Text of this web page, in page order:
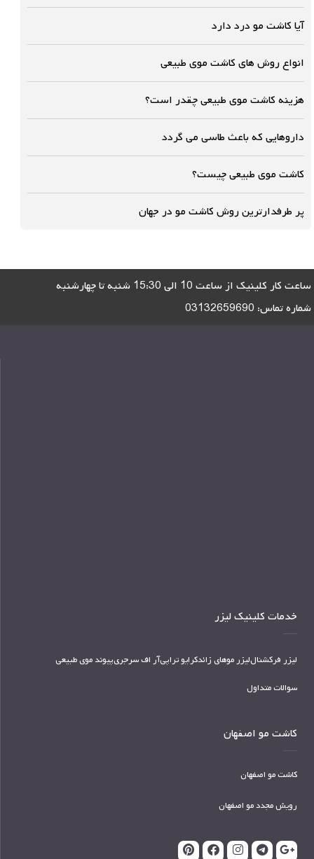
آیا کاشت مو درد دارد
انواع روش های کاشت موی طبیعی
هزینه کاشت موی طبیعی چقدر است؟
داروهایی که باعث طاسی می گردد
کاشت موی طبیعی چیست؟
پر طرفدارترین روش کاشت مو در جهان
ساعت کار کلینیک از ساعت 10 الی 15:30 شنبه تا چهارشنبه
شماره تماس: 03132659690
خدمات کلینیک لیزر
لیزر فرکشناللیزر موهای زائدکرایو تراپیآر اف سرجریپیوند موی طبیعی
سوالات متداول
کاشت مو اصفهان
کاشت مو اصفهان
رویش مجدد مو اصفهان